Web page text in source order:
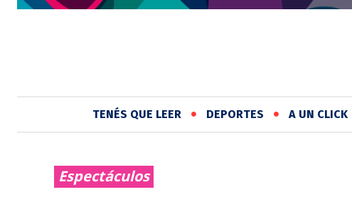
TENÉS QUE LEER DEPORTES A UN CLICK
Espectáculos